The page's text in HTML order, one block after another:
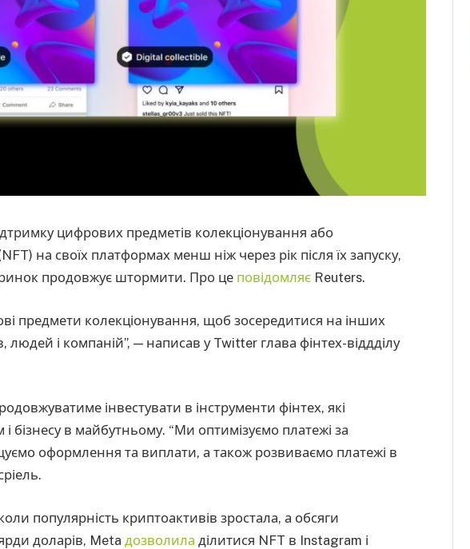
цифрових предметів колекціонування або
на своїх платформах менш ніж через рік після їх запуску,
продовжує штормити. Про це повідомляє Reuters.
предмети колекціонування, щоб зосередитися на інших
людей і компаній”, — написав у Twitter глава фінтех-віддділу
інвестувати в інструменти фінтех, які
бізнесу в майбутньому. “Ми оптимізуємо платежі за
оформлення та виплати, а також розвиваємо платежі в
популярність криптоактивів зростала, а обсяги
доларів, Meta дозволила ділитися NFT в Instagram і